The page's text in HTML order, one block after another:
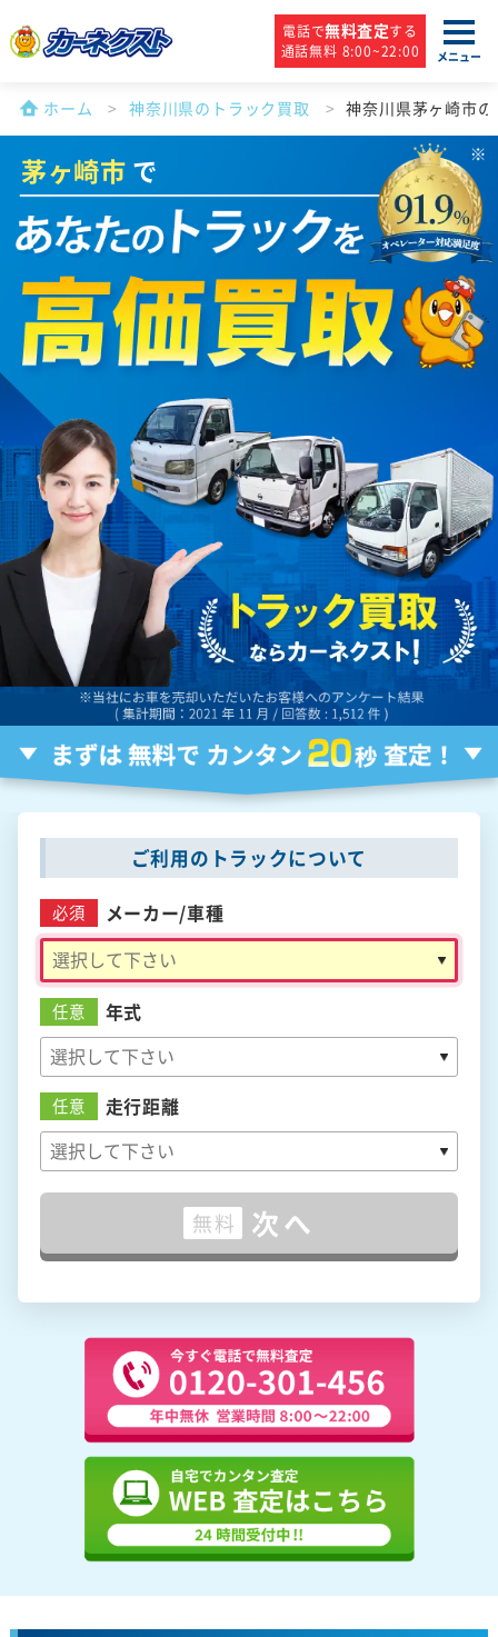
電話で無料査定する
通話無料 8:00~22:00
メニュー
ホーム 神奈川県のトラック買取 神奈川県茅ヶ崎市
茅ヶ崎市 で
ご利用のトラックについて
必須 メーカー/車種
任意 年式
任意 走行距離
無料 次へ